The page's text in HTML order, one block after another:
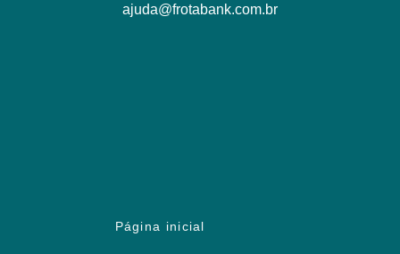
ajuda@frotabank.com.br
Página inicial